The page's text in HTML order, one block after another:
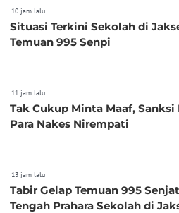
10 jam lalu
Situasi Terkini Sekolah di
Temuan 995 Senpi
11 jam lalu
Tak Cukup Minta Maaf, Sanksi
Para Nakes Nirempati
13 jam lalu
Tabir Gelap Temuan 995
Tengah Prahara Sekolah di